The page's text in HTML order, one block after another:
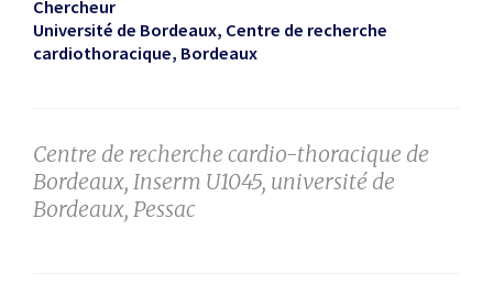
Chercheur
Université de Bordeaux, Centre de recherche
cardiothoracique Bordeaux
Centre de recherche cardio-thoracique de
Bordeaux, Inserm U1045, université de
Bordeaux, Pessac